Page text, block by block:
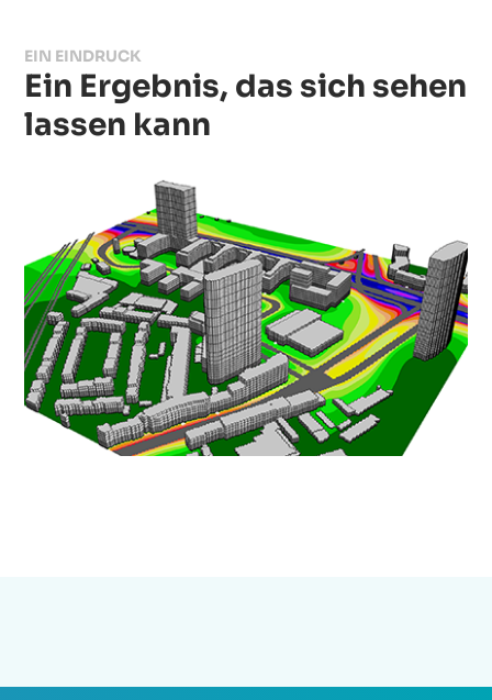
EIN EINDRUCK
Ein Ergebnis, das sich sehen
lassen kann